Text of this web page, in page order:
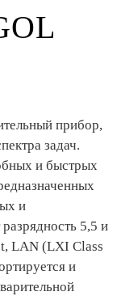
прибор,
задач.
и быстрых
и
5,5 и
LAN (LXI Class
и